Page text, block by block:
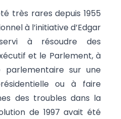
très rares depuis 1955
à l’initiative d’Edgar
à résoudre des
et le Parlement, à
parlementaire sur une
ou à faire
des troubles dans la
de 1997 avait été